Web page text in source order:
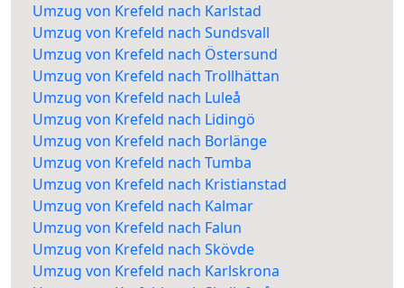
Umzug von Krefeld nach Karlstad
Umzug von Krefeld nach Sundsvall
Umzug von Krefeld nach Östersund
Umzug von Krefeld nach Trollhättan
Umzug von Krefeld nach Luleå
Umzug von Krefeld nach Lidingö
Umzug von Krefeld nach Borlänge
Umzug von Krefeld nach Tumba
Umzug von Krefeld nach Kristianstad
Umzug von Krefeld nach Kalmar
Umzug von Krefeld nach Falun
Umzug von Krefeld nach Skövde
Umzug von Krefeld nach Karlskrona